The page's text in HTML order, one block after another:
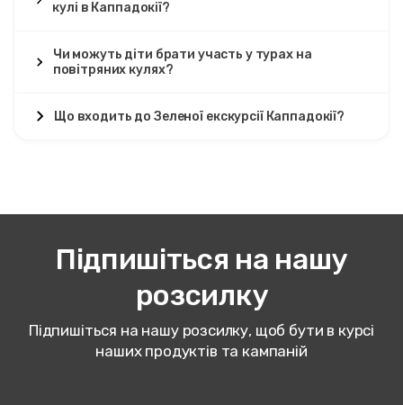
кулі в Каппадокії?
Чи можуть діти брати участь у турах на
повітряних кулях?
Що входить до Зеленої екскурсії Каппадокії?
Підпишіться на нашу
розсилку
Підпишіться на нашу розсилку, щоб бути в курсі
наших продуктів та кампаній